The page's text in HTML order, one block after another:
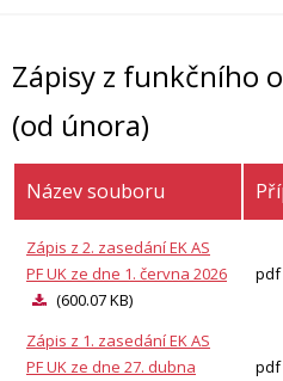
Zápisy z funkčního
(od února)
Název souboru
Zápis z 2. zasedání EK AS
PF UK ze dne 1. června 2026
(600.07 KB)
pdf
Zápis z 1. zasedání EK AS
PF UK ze dne 27. dubna
pdf